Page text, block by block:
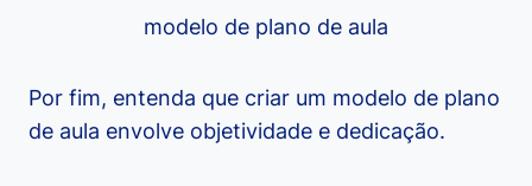
modelo de plano de aula
Por fim, entenda que criar um modelo de plano
de aula envolve objetividade e dedicação.